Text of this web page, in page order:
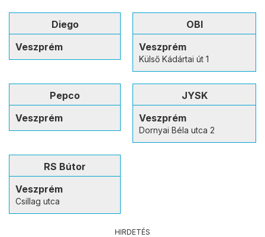
Diego
Veszprém
OBI
Veszprém
Külső Kádártai út 1
Pepco
Veszprém
JYSK
Veszprém
Dornyai Béla utca 2
RS Bútor
Veszprém
Csillag utca
HIRDETÉS